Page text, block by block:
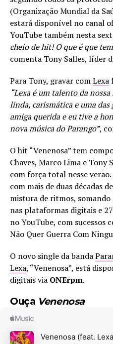
(Organização Mundial da
estará disponível no canal
YouTube também nesta
cheio de hit! O que é que
comenta Tony Salles, líder
Para Tony, gravar comLexa
“Lexa é um talento da
linda, carismática e uma das
amiga querida e eu tive a
nova música do Parango”,
O hit “Venenosa” tem
Chaves, Marco Lima e Tony
com força total nesse verão.
com mais de duas décadas
mistura de ritmos,
nas plataformas digitais e
no YouTube, com sucessos
Não Quer Guerra Com
O novo single da banda
Lexa, “Venenosa”, está
digitais via ONErpm.
Ouça Venenosa